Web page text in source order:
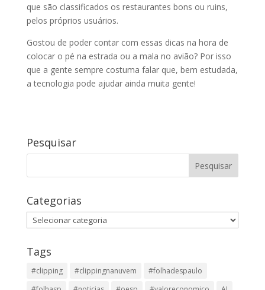
que são classificados os restaurantes bons ou ruins,
pelos próprios usuários.
Gostou de poder contar com essas dicas na hora de
colocar o pé na estrada ou a mala no avião? Por isso
que a gente sempre costuma falar que, bem estudada,
a tecnologia pode ajudar ainda muita gente!
Pesquisar
Categorias
Categorias
Tags
#clipping #clippingnanuvem
#folhadespaulo